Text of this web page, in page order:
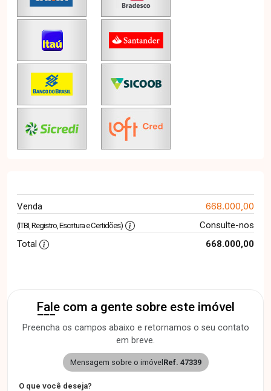
Venda 668.000,00
(ITBI, Registro, Escritura e Certidões)
Consulte-nos
Total
668.000,00
Fale com a gente sobre este imóvel
Preencha os campos abaixo e retornamos o seu contato
em breve.
Mensagem sobre o imóvel Ref. 47339
O que você deseja?